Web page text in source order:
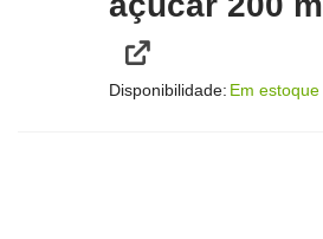
Disponibilidade: Em estoque